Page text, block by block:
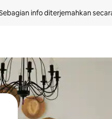
info diterjemahkan